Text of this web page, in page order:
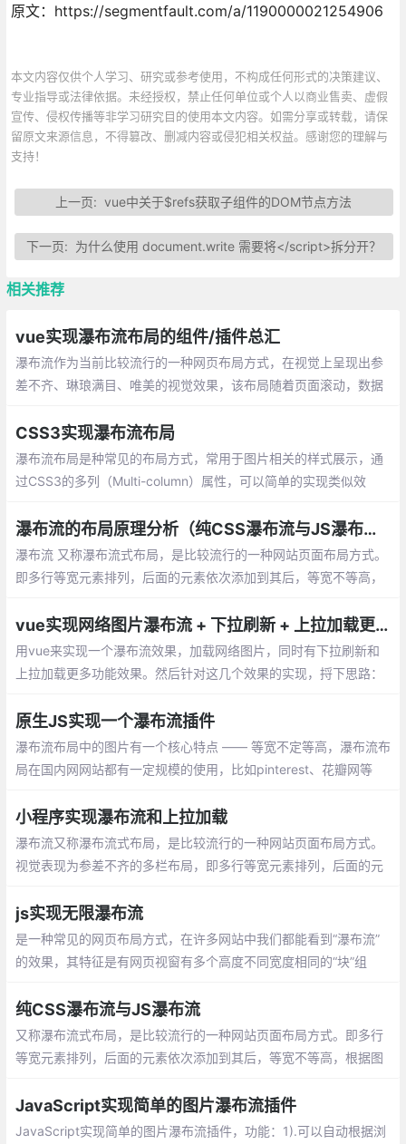
原文：https://segmentfault.com/a/1190000021254906
本文内容仅供个人学习、研究或参考使用，不构成任何形式的决策建议、
专业指导或法律依据。未经授权，禁止任何单位或个人以商业售卖、虚假
宣传、侵权传播等非学习研究目的使用本文内容。如需分享或转载，请保
留原文来源信息，不得篡改、删减内容或侵犯相关权益。感谢您的理解与
支持！
上一页:vue中关于$refs获取子组件的DOM节点方法
下一页: 为什么使用 document.write 需要将</script>拆分开？
相关推荐
vue实现瀑布流布局的组件/插件总汇
瀑布流作为当前比较流行的一种网页布局方式，在视觉上呈现出参
差不齐、琳琅满目、唯美的视觉效果，该布局随着页面滚动，数据
架中常使用的瀑布流组件
CSS3实现瀑布流布局
瀑布流布局是种常见的布局方式，常用于图片相关的样式展示，通
过CSS3的多列（Multi-column）属性，可以简单的实现类似效
gap）
瀑布流的布局原理分析（纯CSS瀑布流与JS瀑布流）
瀑布流 又称瀑布流式布局，是比较流行的一种网站页面布局方式。
即多行等宽元素排列，后面的元素依次添加到其后，等宽不等高，
指定位置。
vue实现网络图片瀑布流 + 下拉刷新 + 上拉加载更多
用vue来实现一个瀑布流效果，加载网络图片，同时有下拉刷新和
上拉加载更多功能效果。然后针对这几个效果的实现，捋下思路：
原生JS实现一个瀑布流插件
瀑布流布局中的图片有一个核心特点 —— 等宽不定等高，瀑布流布
局在国内网网站都有一定规模的使用，比如pinterest、花瓣网等
小程序实现瀑布流和上拉加载
瀑布流又称瀑布流式布局，是比较流行的一种网站页面布局方式。
视觉表现为参差不齐的多栏布局，即多行等宽元素排列，后面的元
下标对2取余来判断是排在左列还是排在右列
js实现无限瀑布流
是一种常见的网页布局方式，在许多网站中我们都能看到“瀑布流”
的效果，其特征是有网页视窗有多个高度不同宽度相同的“块”组
流。
纯CSS瀑布流与JS瀑布流
又称瀑布流式布局，是比较流行的一种网站页面布局方式。即多行
等宽元素排列，后面的元素依次添加到其后，等宽不等高，根据图
置。
JavaScript实现简单的图片瀑布流插件
JavaScript实现简单的图片瀑布流插件，功能：1).可以自动根据浏